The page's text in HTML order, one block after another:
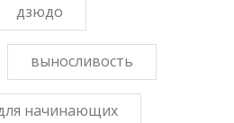
дзюдо
выносливость
начинающих